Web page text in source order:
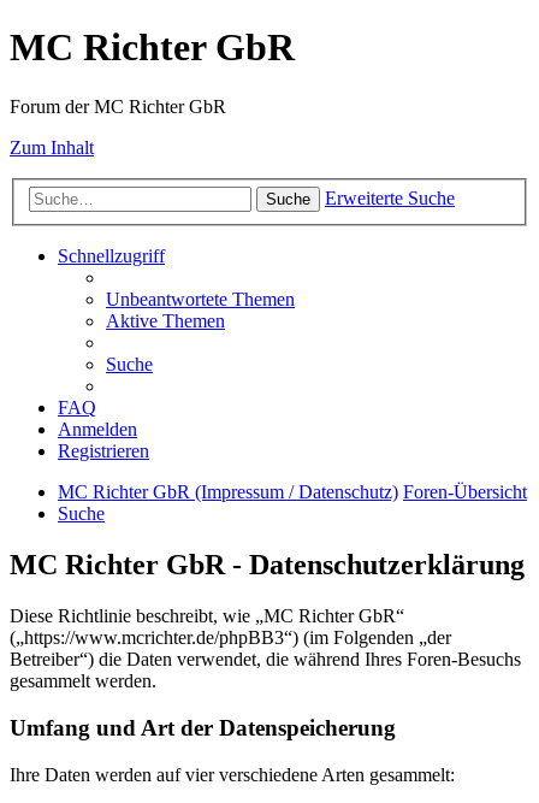
MC Richter GbR
Forum der MC Richter GbR
Zum Inhalt
Suche Erweiterte Suche
Schnellzugriff
Unbeantwortete Themen
Aktive Themen
Suche
FAQ
Anmelden
Registrieren
MC Richter GbR (Impressum / Datenschutz) Foren-Übersicht
Suche
MC Richter GbR - Datenschutzerklärung
Diese Richtlinie beschreibt, wie „MC Richter GbR“
(„https://www.mcrichter.de/phpBB3“) (im Folgenden „der
Betreiber“) die Daten verwendet, die während Ihres Foren-Besuchs
gesammelt werden.
Umfang und Art der Datenspeicherung
Ihre Daten werden auf vier verschiedene Arten gesammelt: